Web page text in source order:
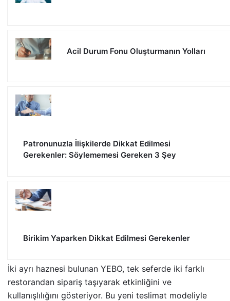
Acil Durum Fonu Oluşturmanın Yolları
Patronunuzla İlişkilerde Dikkat Edilmesi
Gerekenler: Söylememesi Gereken 3 Şey
Birikim Yaparken Dikkat Edilmesi Gerekenler
İki ayrı haznesi bulunan YEBO, tek seferde iki farklı
restorandan sipariş taşıyarak etkinliğini ve
kullanışlılığını gösteriyor. Bu yeni teslimat modeliyle